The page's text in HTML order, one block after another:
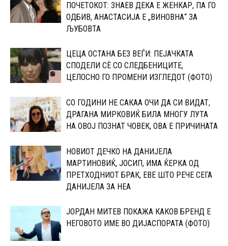
ПОЧЕТОКОТ: 3НАЕВ ДЕКА Е ЖЕНКАР, ПА ГО
ОДБИВ, АНАСТАСИЈА Е „ВИНОВНА“ ЗА
ЉУБОВТА
ЦЕЦА ОСТАНА БЕЗ ВЕЃИ: ПЕЈАЧКАТА
СПОДЕЛИ СЀ СО CЛЕДБЕНИЦИТЕ,
ЦЕЛОСНО ГО ПРОМЕНИ ИЗГЛЕДОТ (ФОТО)
СО ГОДИНИ НЕ САКАА ОЧИ ДА СИ ВИДАТ,
ДРАГАНА МИРКОВИЌ БИЛА МНОГУ ЛУТА
НА ОВОЈ ПОЗНАТ ЧОВЕК, ОВА Е ПРИЧИНАТА
НОВИОТ ДЕЧКО НА ДАНИЈЕЛА
МАPТИНОВИЌ, ЈОСИП, ИМА ЌЕPКА ОД
ПPЕТХОДНИОТ БРАК, ЕВЕ ШТО РЕЧЕ СЕГА
ДАНИЈЕЛА ЗА НЕА
ЈОРДАН МИТЕВ ПОКАЖА КАКОВ БРЕНД Е
НЕГОВОТО ИМЕ ВО ДИЈАСПОРАТА (ФОТО)